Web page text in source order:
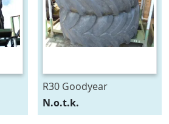
R30 Goodyear
600/70R30
N.o.t.k.